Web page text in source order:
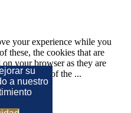
su
a nuestro
your experience while you
these, the cookies that are
on your browser as they are
of the ...